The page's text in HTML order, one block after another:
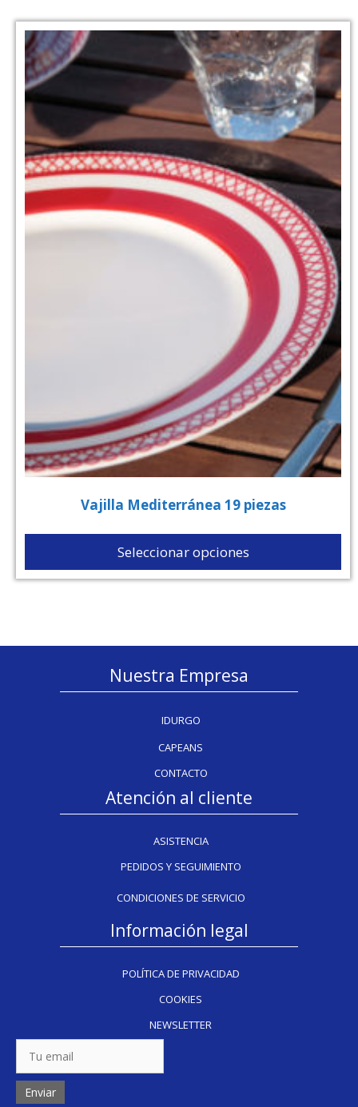
Vajilla Mediterránea 19 piezas
Seleccionar opciones
Nuestra Empresa
IDURGO
CAPEANS
CONTACTO
Atención al cliente
ASISTENCIA
PEDIDOS Y SEGUIMIENTO
CONDICIONES DE SERVICIO
Información legal
POLÍTICA DE PRIVACIDAD
COOKIES
NEWSLETTER